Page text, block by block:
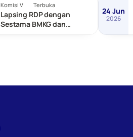
Komisi V Terbuka
Lapsing RDP dengan
Sestama BMKG dan
24 Jun
2026